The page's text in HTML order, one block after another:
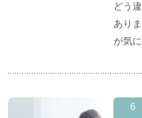
どう
あり
が気
6